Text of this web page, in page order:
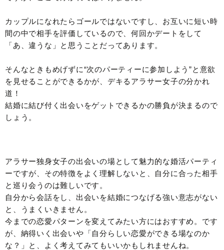
カップルになれたらゴールではないですし、お互いに短い時
間の中で相手を評価しているので、何回かデートをして
「あ、違うな」と思うことだってあります。
そんなときもめげずに“次のパーティーに参加しよう”と意欲
を見せることができるかが、デキるアラサー女子の分かれ
道！
結婚に結び付く出会いをゲットできるかの勝負が決まるので
しょう。
アラサー独身女子の出会いの場として魅力的な婚活パーティ
ーですが、その特徴をよく理解しないと、自分に合った相手
と巡り会うのは難しいです。
自分から会話をし、出会いを結婚につなげる強い意志がない
と、うまくいきません。
今までの恋愛パターンを変えてみたい方にはおすすめ。です
が、納得いく出会いや「自分らしい恋愛ができる場なのか
な？」と、よく考えてみてもいいかもしれませんね。